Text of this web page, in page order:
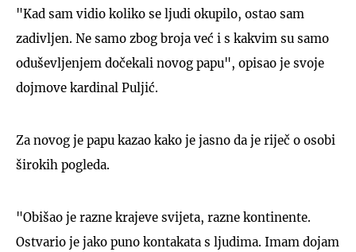
"Kad sam vidio koliko se ljudi okupilo, ostao sam
zadivljen. Ne samo zbog broja već i s kakvim su samo
oduševljenjem dočekali novog papu", opisao je svoje
dojmove kardinal Puljić.
Za novog je papu kazao kako je jasno da je riječ o osobi
širokih pogleda.
"Obišao je razne krajeve svijeta, razne kontinente.
Ostvario je jako puno kontakata s ljudima. Imam dojam